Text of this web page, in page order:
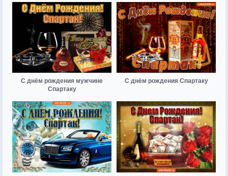
С днём рождения мужчине
Спартаку
С днём рождения Спартаку